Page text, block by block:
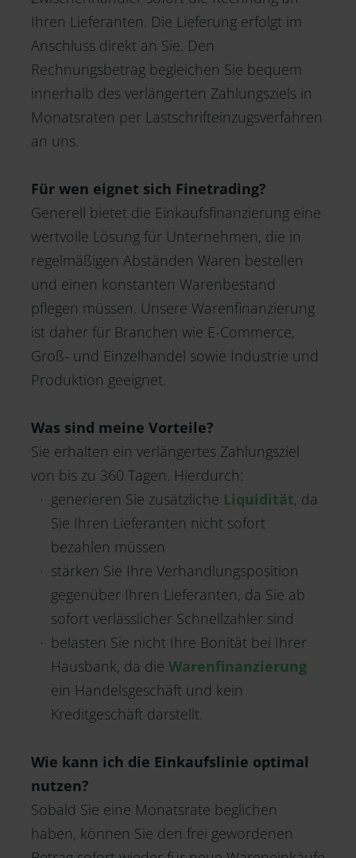
Ihren Lieferanten. Die Lieferung erfolgt im
Anschluss direkt an Sie. Den
Rechnungsbetrag begleichen Sie bequem
innerhalb des verlängerten Zahlungsziels in
Monatsraten per Lastschrifteinzugsverfahren
an uns.
Für wen eignet sich Finetrading?
Generell bietet die Einkaufsfinanzierung eine
wertvolle Lösung für Unternehmen, die in
regelmäßigen Abständen Waren bestellen
und einen konstanten Warenbestand
pflegen müssen. Unsere Warenfinanzierung
ist daher für Branchen wie E-Commerce,
Groß- und Einzelhandel sowie Industrie und
Produktion geeignet.
Was sind meine Vorteile?
Sie erhalten ein verlängertes Zahlungsziel
von bis zu 360 Tagen. Hierdurch:
generieren Sie zusätzliche Liquidität, da
Sie Ihren Lieferanten nicht sofort
bezahlen müssen
stärken Sie Ihre Verhandlungsposition
gegenüber Ihren Lieferanten, da Sie ab
sofort verlässlicher Schnellzahler sind
belasten Sie nicht Ihre Bonität bei Ihrer
Hausbank, da die Warenfinanzierung
ein Handelsgeschäft und kein
Kreditgeschäft darstellt.
Wie kann ich die Einkaufslinie optimal
nutzen?
Sobald Sie eine Monatsrate beglichen
haben, können Sie den frei gewordenen